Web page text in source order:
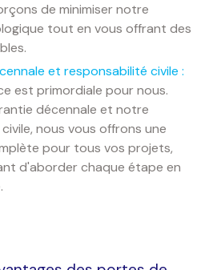
de minimiser notre
tout en vous offrant des
et responsabilité civile :
est primordiale pour nous.
décennale et notre
nous vous offrons une
pour tous vos projets,
d'aborder chaque étape en